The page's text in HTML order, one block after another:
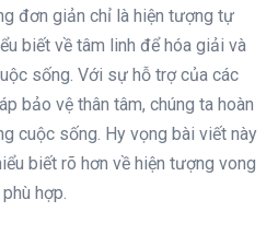
đơn giản chỉ là hiện tượng tự
biết về tâm linh để hóa giải và
sống. Với sự hỗ trợ của các
bảo vệ thân tâm, chúng ta hoàn
cuộc sống. Hy vọng bài viết này
biết rõ hơn về hiện tượng vong
hợp.